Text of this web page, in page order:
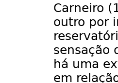
Carneiro
outro por
sensação
há uma
em